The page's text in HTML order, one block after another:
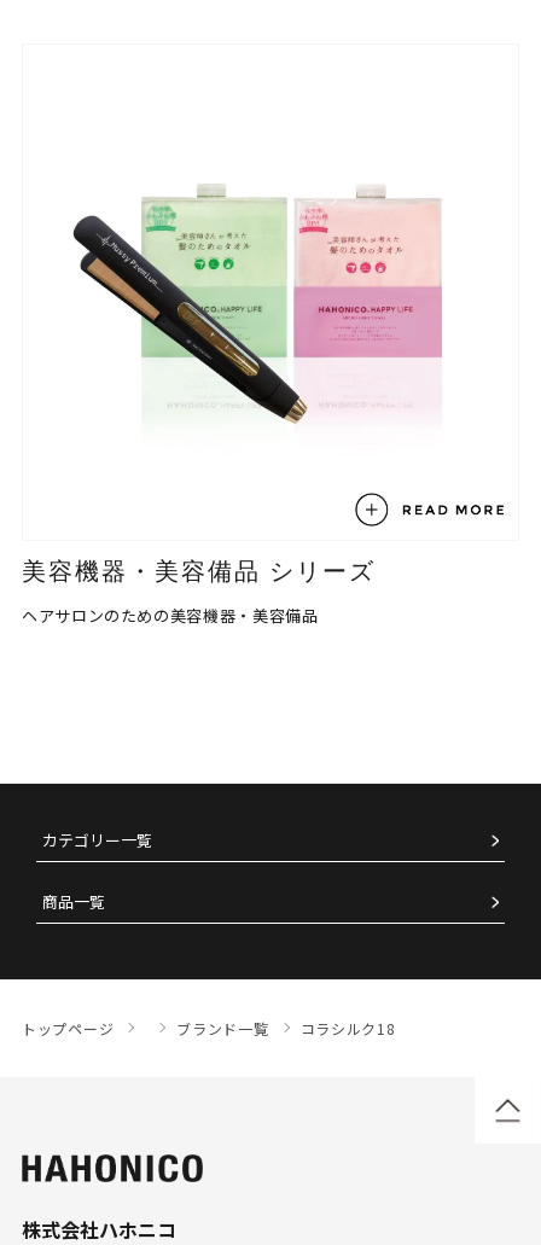
美容機器・美容備品 シリーズ
ヘアサロンのための美容機器・美容備品
カテゴリー一覧
商品一覧
トップページ ブランド一覧 コラシルク18
株式会社ハホニコ